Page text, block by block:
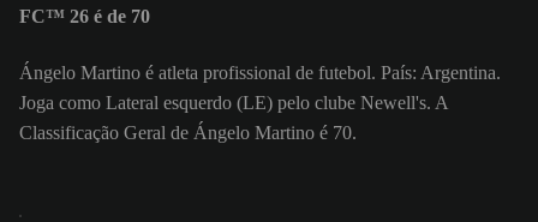
FC™ 26 é de 70
Ángelo Martino é atleta profissional de futebol. País: Argentina.
Joga como Lateral esquerdo (LE) pelo clube Newell's. A
Classificação Geral de Ángelo Martino é 70.